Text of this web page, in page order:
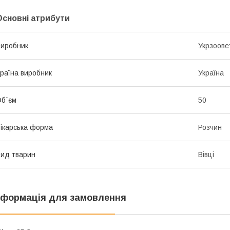
атрибути
виробник Україна
50
форма Розчин
тварин Вівці
для замовлення